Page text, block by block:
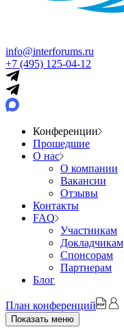
info@interforums.ru
+7 (495) 125-04-12
Конференции
Прошедшие
О нас
О компании
Вакансии
Отзывы
Контакты
FAQ
Участникам
Докладчикам
Спонсорам
Партнерам
Блог
План конференций
Показать меню